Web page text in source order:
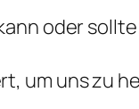
oder
um uns zu